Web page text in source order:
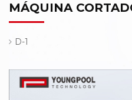
MÁQUINA
D-1